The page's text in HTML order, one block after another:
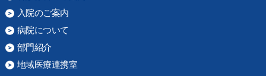
入院のご案内
病院について
部門紹介
地域医療連携室